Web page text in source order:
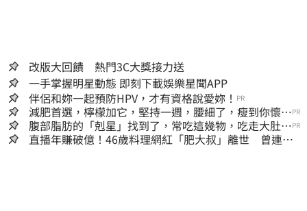
改版大回饋 熱門3C大獎接力送
一手掌握明星動態 即刻下載娛樂星聞APP
伴侶和妳一起預防HPV，才有資格說愛妳！ PR
減肥首選，檸檬加它，堅持一週，腰細了，瘦到你懷疑
人生
PR
腹部脂肪的「剋星」找到了，常吃這幾物，吃走大肚
囊，瘦出小蠻腰
PR
直播年賺破億！46歲料理網紅「肥大叔」離世 曾連播